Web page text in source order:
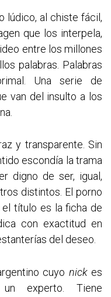
lúdico, al chiste fácil,
que los interpela,
entre los millones
palabras. Palabras
Una serie de
van del insulto a los
y transparente. Sin
escondía la trama
digno de ser, igual,
distintos. El porno
el título es la ficha de
con exactitud en
del deseo.
cuyo nickes
experto. Tiene